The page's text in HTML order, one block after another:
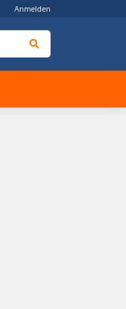
Anmelden